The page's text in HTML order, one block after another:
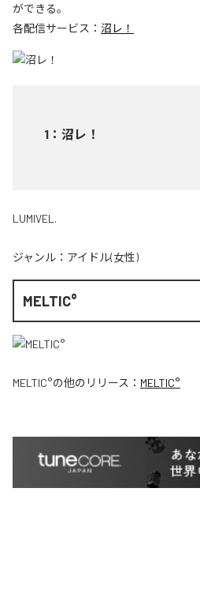
ができる。
各配信サービス： 沼レ！
1 ： 沼レ！
LUMIVEL.
ジャンル： アイドル(女性)
MELTIC°
MELTIC°の他のリリース： MELTIC°